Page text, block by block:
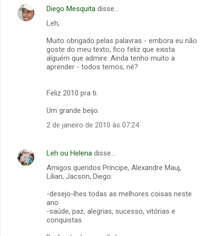
Diego Mesquita disse…
Leh,
Muito obrigado pelas palavras - embora eu não
goste do meu texto, fico feliz que exista
alguém que admire. Ainda tenho muito a
aprender - todos temos, né?
Feliz 2010 pra ti.
Um grande beijo.
2 de janeiro de 2010 às 07:24
Leh ou Helena disse…
Amigos queridos Príncipe, Alexandre Mauj,
Lilian, Jacson, Diego:
-desejo-lhes todas as melhores coisas neste
ano
-saúde, paz, alegrias, sucesso, vitórias e
conquistas